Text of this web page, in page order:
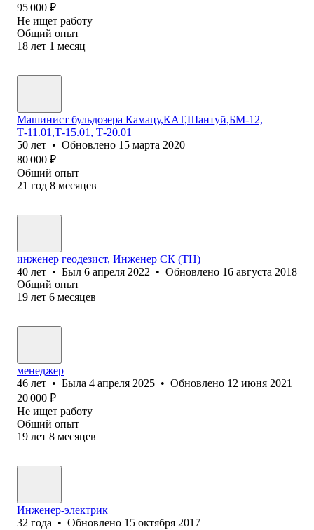
95 000 ₽
Не ищет работу
Общий опыт
18 лет 1 месяц
Машинист бульдозера Камацу,КАТ,Шантуй,БМ-12,
Т-11.01,Т-15.01, Т-20.01
50 лет • Обновлено 15 марта 2020
80 000 ₽
Общий опыт
21 год 8 месяцев
инженер геодезист, Инженер СК (ТН)
40 лет • Был 6 апреля 2022 • Обновлено 16 августа 2018
Общий опыт
19 лет 6 месяцев
менеджер
46 лет • Была 4 апреля 2025 • Обновлено 12 июня 2021
20 000 ₽
Не ищет работу
Общий опыт
19 лет 8 месяцев
Инженер-электрик
32 года • Обновлено 15 октября 2017